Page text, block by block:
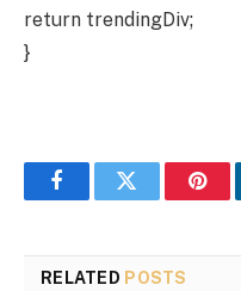
return trendingDiv;
}
FacebookTwitter
RELATED POSTS